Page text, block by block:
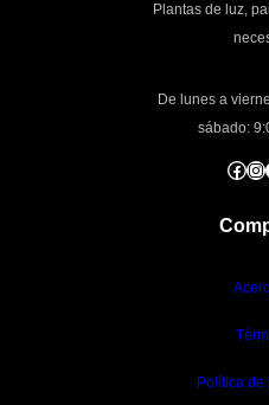
Plantas de luz,
De lunes a
sábado:
Facebook Instagram
Política de